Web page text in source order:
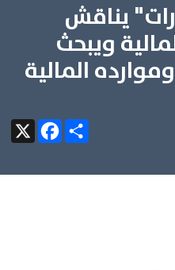
يناقش
ويبحث
المالية
X
FacebookShare